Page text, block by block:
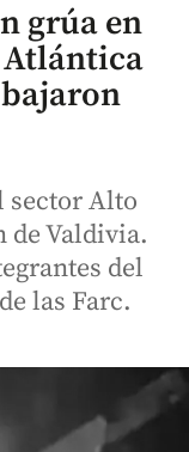
grúa en
sector Alto
de Valdivia.
del
las Farc.